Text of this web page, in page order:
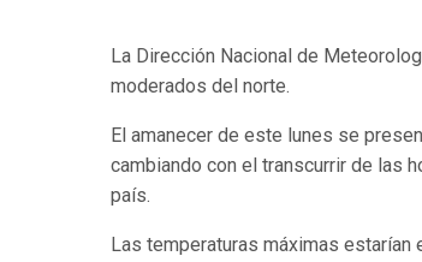
La Dirección Nacional de
moderados del norte.
El amanecer de este lunes se
cambiando con el transcurrir de las
país.
Las temperaturas máximas estarían